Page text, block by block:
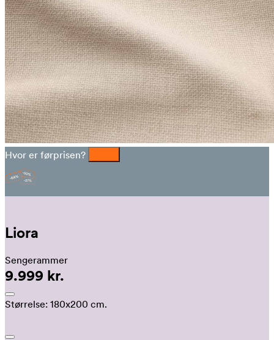
Hvor er førprisen?
Liora
Sengerammer
9.999 kr.
Størrelse: 180x200 cm.